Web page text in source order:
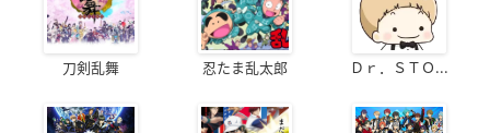
刀剣乱舞 忍たま乱太郎 Ｄｒ．ＳＴＯ...